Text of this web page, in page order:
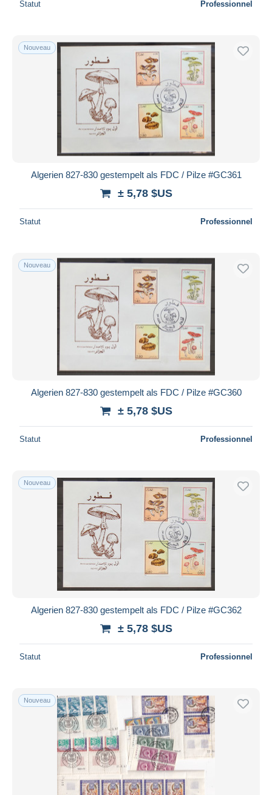
Statut Professionnel
Nouveau
Algerien 827-830 gestempelt als FDC / Pilze #GC361
± 5,78 $US
Statut Professionnel
Nouveau
Algerien 827-830 gestempelt als FDC / Pilze #GC360
± 5,78 $US
Statut Professionnel
Nouveau
Algerien 827-830 gestempelt als FDC / Pilze #GC362
± 5,78 $US
Statut Professionnel
Nouveau